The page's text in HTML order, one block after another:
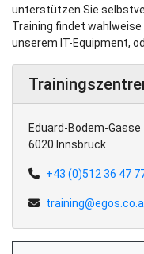
unterstützen Sie
Training findet
unserem IT-Equipment,
Eduard-Bodem-Gasse
6020 Innsbruck
+43 (0)512 36 47